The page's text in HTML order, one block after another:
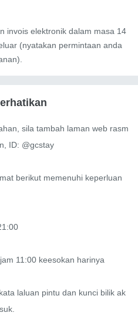
invois elektronik dalam masa 14
(nyatakan permintaan anda
sila tambah laman web rasm
ID: @gcstay
berikut memenuhi keperluan
11:00 keesokan harinya
laluan pintu dan kunci bilik ak